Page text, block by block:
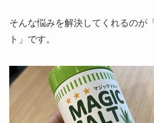
そんな悩みを解決してくれるのが「
ト 」です。